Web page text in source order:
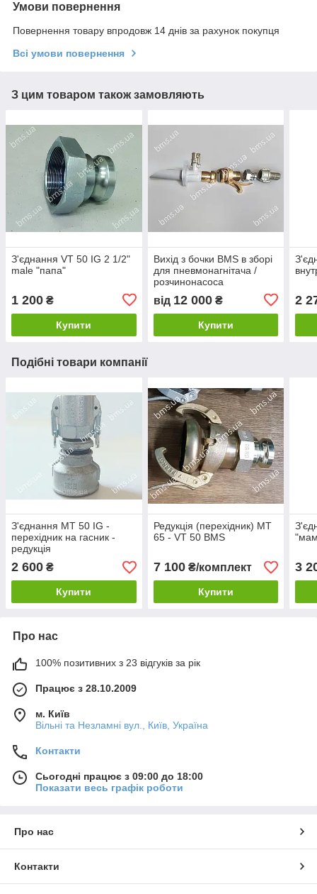
Умови повернення
Повернення товару впродовж 14 днів за рахунок покупця
Всі умови повернення
З цим товаром також замовляють
З'єднання VT 50 IG 2 1/2"
male "папа"
1 200 ₴
Купити
Вихід з бочки BMS в зборі
для пневмонагнітача /
розчинонасоса
від 12 000₴
Купити
2
Подібні товари компанії
З'єднання MT 50 IG -
перехідник на гасник -
редукція
2 600 ₴
Купити
Редукція (перехідник) MT
65 - VT 50 BMS
7 100₴/комплект
Купити
3
Про нас
100% позитивних з 23 відгуків за рік
Працює з 28.10.2009
м. Київ
Вільні та Незламні вул., Київ, Україна
Контакти
Сьогодні працює з 09:00 до 18:00
Показати весь графік роботи
Про нас
Контакти